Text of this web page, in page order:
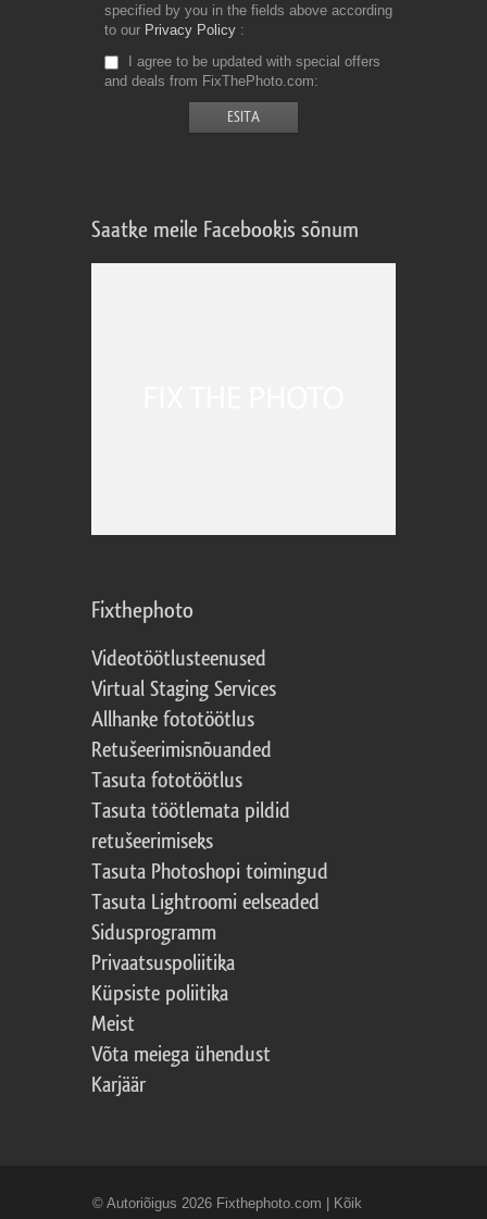
specified by you in the fields above according
to our Privacy Policy
I agree to be updated with special offers
and deals from FixThePhoto.com
Saatke meile Facebookis sõnum
Fixthephoto
Videotöötlusteenused
Virtual Staging Services
Allhanke fototöötlus
Retušeerimisnõuanded
Tasuta fototöötlus
Tasuta töötlemata pildid
retušeerimiseks
Tasuta Photoshopi toimingud
Tasuta Lightroomi eelseaded
Sidusprogramm
Privaatsuspoliitika
Küpsiste poliitika
Meist
Võta meiega ühendust
Karjäär
© Autoriõigus 2026 Fixthephoto.com | Kõik